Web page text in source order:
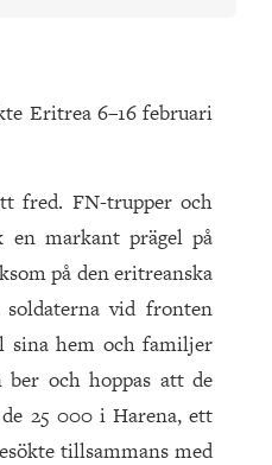
Eritrea 6–16 februari
fred. FN-trupper och
en markant prägel på
på den eritreanska
soldaterna vid fronten
sina hem och familjer
ber och hoppas att de
25 000 i Harena, ett
tillsammans med